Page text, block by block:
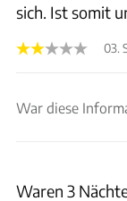
sich. Ist somit
03.
War diese
Waren 3